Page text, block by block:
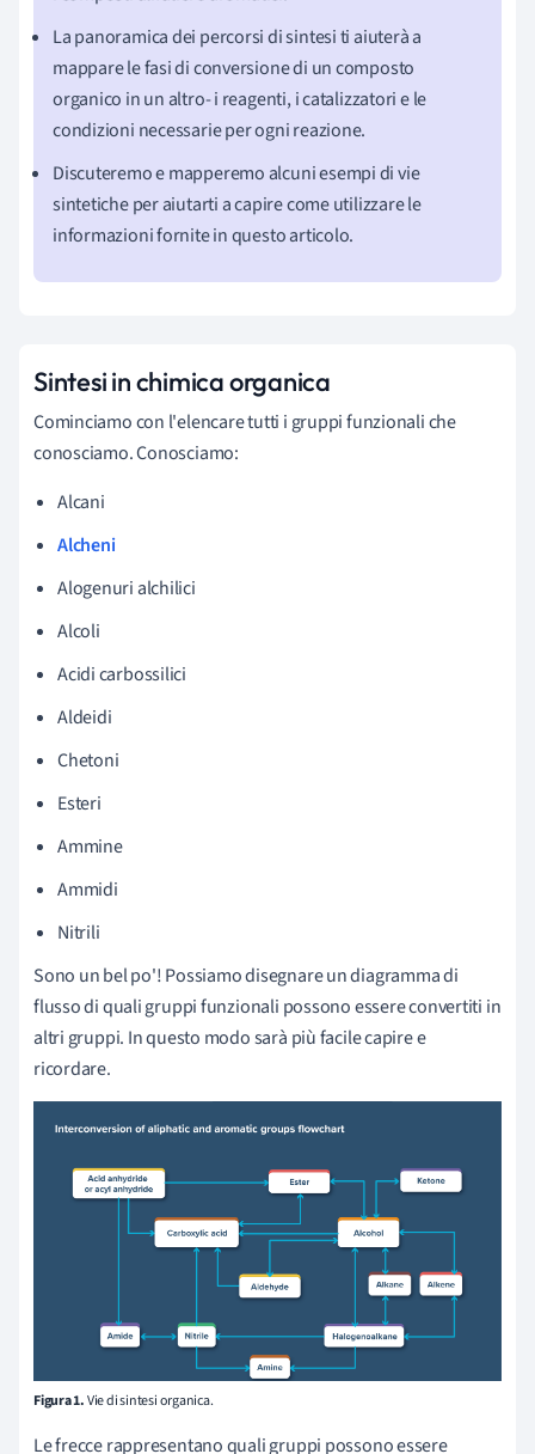
La panoramica dei percorsi di sintesi ti aiuterà a
mappare le fasi di conversione di un composto
organico in un altro- i reagenti, i catalizzatori e le
condizioni necessarie per ogni reazione.
Discuteremo e mapperemo alcuni esempi di vie
sintetiche per aiutarti a capire come utilizzare le
informazioni fornite in questo articolo.
Sintesi in chimica organica
Cominciamo con l'elencare tutti i gruppi funzionali che
conosciamo. Conosciamo:
Alcani
Alcheni
Alogenuri alchilici
Alcoli
Acidi carbossilici
Aldeidi
Chetoni
Esteri
Ammine
Ammidi
Nitrili
Sono un bel po'! Possiamo disegnare un diagramma di
flusso di quali gruppi funzionali possono essere convertiti in
altri gruppi. In questo modo sarà più facile capire e
ricordare.
Figura 1.Vie di sintesi organica.
Le frecce rappresentano quali gruppi possono essere